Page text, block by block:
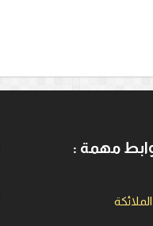
مهمة :
الملائكة